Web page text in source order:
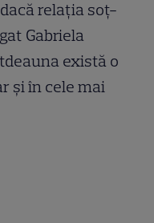
relația soț-
Gabriela
există o
și în cele mai